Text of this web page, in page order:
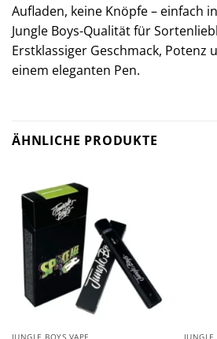
Aufladen, keine Knöpfe – einfach
Jungle Boys-Qualität für
Erstklassiger Geschmack, Potenz
einem eleganten Pen.
ÄHNLICHE PRODUKTE
JUNGLE BOYS VAPE JUNGLE